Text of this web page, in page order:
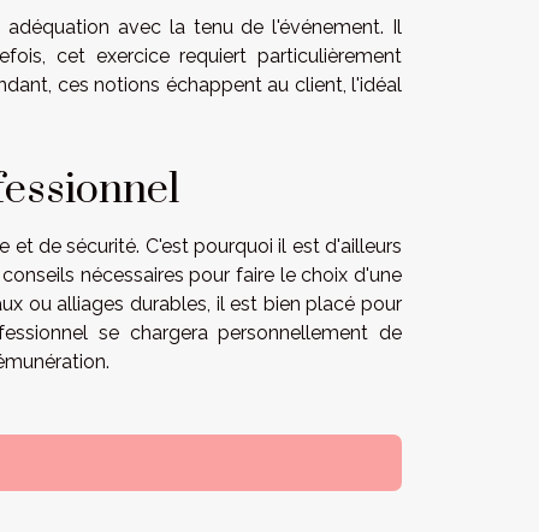
avec la tenu de l'événement. Il
cet exercice requiert particulièrement
ces notions échappent au client, l'idéal
de sécurité. C'est pourquoi il est d'ailleurs
nécessaires pour faire le choix d'une
ou alliages durables, il est bien placé pour
se chargera personnellement de